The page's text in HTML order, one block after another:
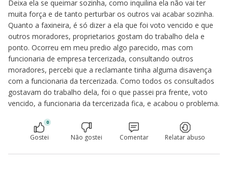
Deixa ela se queimar sozinha, como inquilina ela não vai ter
muita força e de tanto perturbar os outros vai acabar sozinha.
Quanto a faxineira, é só dizer a ela que foi voto vencido e que
outros moradores, proprietarios gostam do trabalho dela e
ponto. Ocorreu em meu predio algo parecido, mas com
funcionaria de empresa tercerizada, consultando outros
moradores, percebi que a reclamante tinha alguma disavença
com a funcionaria da tercerizada. Como todos os consultados
gostavam do trabalho dela, foi o que passei pra frente, voto
vencido, a funcionaria da tercerizada fica, e acabou o problema.
0
Gostei Não gostei Comentar Relatar abuso